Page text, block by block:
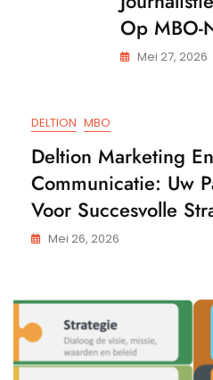
Op MBO-
Mei 27, 2026
DELTION MBO
Deltion Marketing En
Communicatie: Uw
Voor Succesvolle
Mei 26, 2026